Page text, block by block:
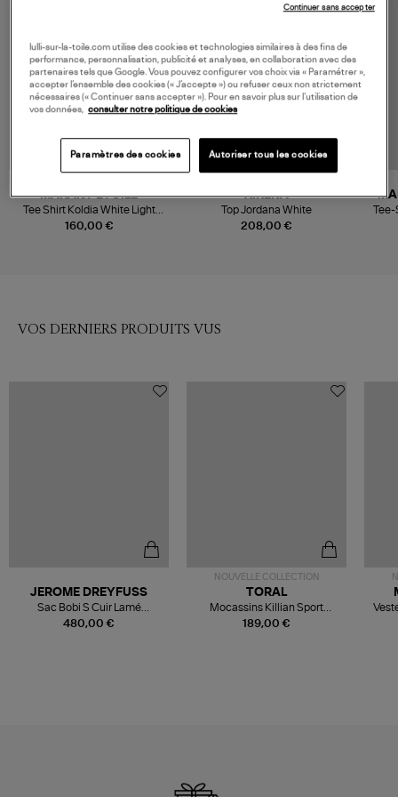
160,00 €
MARANT ÉTOILE
Tee Shirt Koldia White Light
Gold
208,00 €
XIRENA
Top Jordana White
VOS DERNIERS PRODUITS VUS
480,00 €
JEROME DREYFUSS
Sac Bobi S Cuir Lamé
Champagne
NOUVELLE COLLECTION
189,00 €
TORAL
Mocassins Killian Sport
Mousse
lulli-sur-la-toile.com utilise des cookies et technologies similaires à des fins de
performance, personnalisation, publicité et analyses, en collaboration avec des
partenaires tels que Google. Vous pouvez configurer vos choix via « Paramétrer »,
accepter l’ensemble des cookies (« J’accepte ») ou refuser ceux non strictement
nécessaires (« Continuer sans accepter »). Pour en savoir plus sur l’utilisation de
vos données,
consulter notre politique de cookies
Paramètres des cookies Autoriser tous les cookies
Continuer sans accepter